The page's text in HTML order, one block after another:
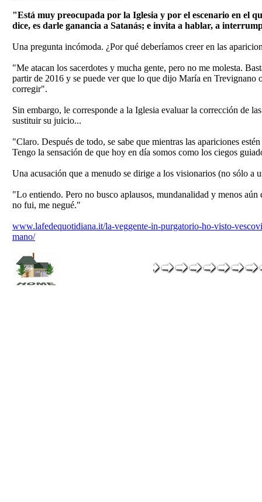
"Está muy preocupada por la Iglesia y por el escenario en el
dice, es darle ganancia a Satanás; e invita a hablar, a
Una pregunta incómoda. ¿Por qué deberíamos creer en las
"Me atacan los sacerdotes y mucha gente, pero no me molesta.
partir de 2016 y se puede ver que lo que dijo María en
corregir".
Sin embargo, le corresponde a la Iglesia evaluar la corrección de
sustituir su juicio...
"Claro. Después de todo, se sabe que mientras las apariciones
Tengo la sensación de que hoy en día somos como los ciegos
Una acusación que a menudo se dirige a los visionarios (no sólo a
"Lo entiendo. Pero no busco aplausos, mundanalidad y menos
no fui, me negué."
www.lafedequotidiana.it/la-veggente-in-purgatorio-ho-visto-
mano/